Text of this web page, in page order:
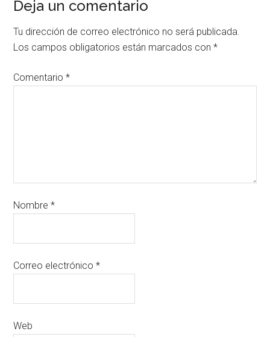
Deja un comentario
Tu dirección de correo electrónico no será publicada.
Los campos obligatorios están marcados con*
Comentario*
Nombre*
Correo electrónico*
Web